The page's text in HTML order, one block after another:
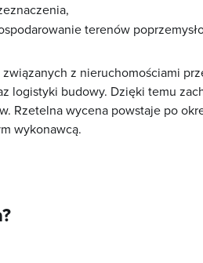
terenów
z nieruchomościami
logistyki budowy. Dzięki temu
Rzetelna wycena powstaje po
wykonawcą.